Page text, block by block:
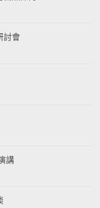
討會
講